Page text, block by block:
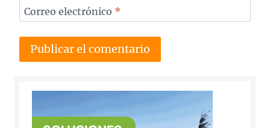
Correo electrónico *